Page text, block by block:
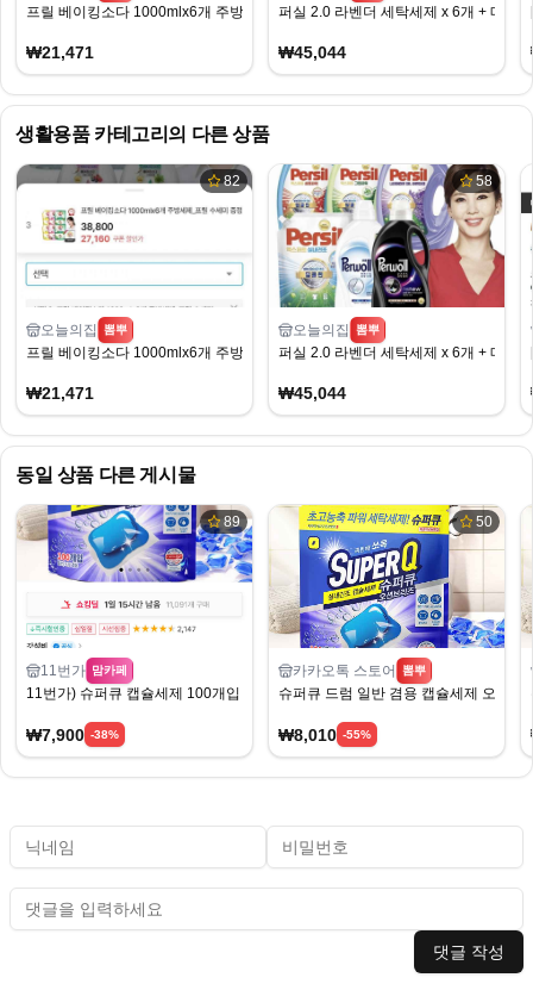
프릴 베이킹소다 1000mlx6개 주방세제_프릴 수세미 증정
₩21,471
퍼실 2.0 라벤더 세탁세제 x 6개 + 매트
₩45,044
생활용품카테고리의 다른 상품
82
오늘의집 뽐뿌
프릴 베이킹소다 1000mlx6개 주방세제_프릴 수세미 증정
₩21,471
58
오늘의집 뽐뿌
퍼실 2.0 라벤더 세탁세제 x 6개 + 매트
₩45,044
동일 상품 다른 게시물
89
11번가 맘카페
11번가) 슈퍼큐 캡슐세제 100개입 7900원
₩7,900 -38%
50
카카오톡 스토어 뽐뿌
슈퍼큐 드럼 일반 겸용 캡슐세제 오션브
₩8,010 -55%
댓글 작성